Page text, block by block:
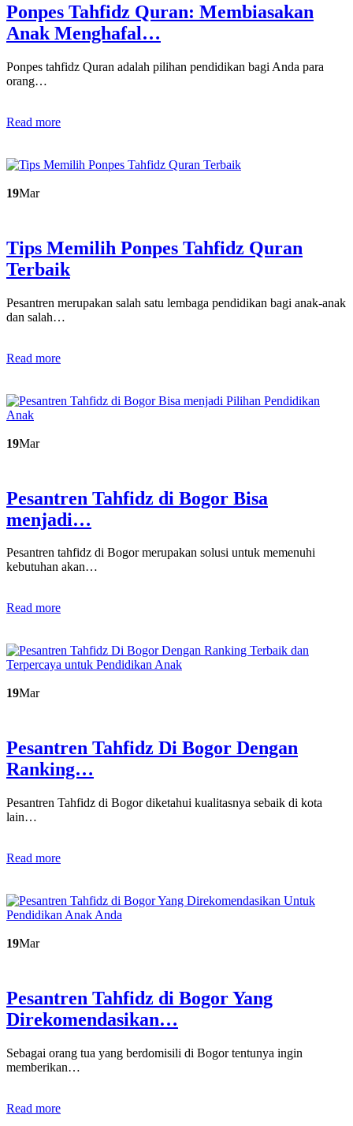
Ponpes Tahfidz Quran: Membiasakan
Anak Menghafal…
Ponpes tahfidz Quran adalah pilihan pendidikan bagi Anda para
orang…
Read more
19Mar
Tips Memilih Ponpes Tahfidz Quran
Terbaik
Pesantren merupakan salah satu lembaga pendidikan bagi anak-anak
dan salah…
Read more
19Mar
Pesantren Tahfidz di Bogor Bisa
menjadi…
Pesantren tahfidz di Bogor merupakan solusi untuk memenuhi
kebutuhan akan…
Read more
19Mar
Pesantren Tahfidz Di Bogor Dengan
Ranking…
Pesantren Tahfidz di Bogor diketahui kualitasnya sebaik di kota
lain…
Read more
19Mar
Pesantren Tahfidz di Bogor Yang
Direkomendasikan…
Sebagai orang tua yang berdomisili di Bogor tentunya ingin
memberikan…
Read more